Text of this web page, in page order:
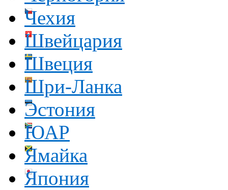
Чехия
Швейцария
Швеция
Шри-Ланка
Эстония
ЮАР
Ямайка
Япония